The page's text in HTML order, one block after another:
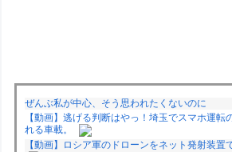
ぜんぶ私が中心、そう思われたくないのに
【動画】逃げる判断はやっ！埼玉でスマホ運転
れる車載。
【動画】ロシア軍のドローンをネット発射装置